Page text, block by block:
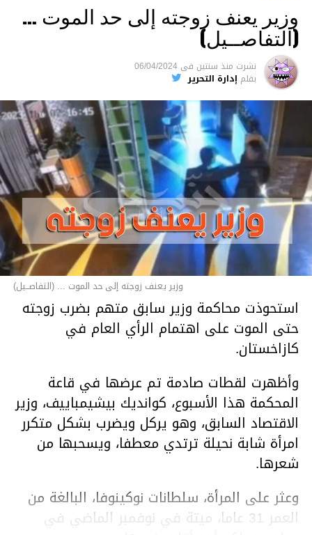
وزير يعنف زوجته إلى حد الموت …
(التفاصــيل)
نشرت منذ سنتين فى 06/04/2024
بقلم إدارة التحرير
وزير يعنف زوجته إلى حد الموت ... (التفاصــيل)
استحوذت محاكمة وزير سابق متهم بضرب زوجته
حتى الموت على اهتمام الرأي العام في
كازاخستان.
وأظهرت لقطات صادمة تم عرضها في قاعة
المحكمة هذا الأسبوع، كوانديك بيشيمباييف، وزير
الاقتصاد السابق، وهو يركل ويضرب بشكل متكرر
امرأة شابة نحيلة ترتدي معطفا، ويسحبها من
شعرها.
وعثر على المرأة، سلطانات نوكينوفا، البالغة من
العمر 31 عاما، ميتة في نوفمبر الماضي في